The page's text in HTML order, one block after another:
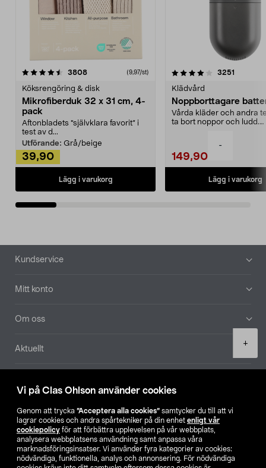
Vi på Clas Ohlson använder cookies
Genom att trycka ”Acceptera alla cookies” samtycker du till att vi
lagrar cookies och andra spårtekniker på din enhet enligt vår
cookiepolicy för att förbättra upplevelsen på vår webbplats,
analysera webbplatsens användning samt anpassa våra
marknadsföringsinsatser. Vi använder fyra kategorier av cookies:
nödvändiga, funktionella, analys och annonsering. För nödvändiga
-
+
3808recensioner (9,97/st)
Köksrengöring & disk
Mikrofiberduk 32 x 31 cm, 4-
pack
Aftonbladets "självklara favorit” i
test av d...
Utförande: Grå/beige
39,90
Lägg i varukorg
4.0av 5 stjärnor 3251
Klädvård
Noppborttagare
Vårda kläder och andra
ta bort noppor och ludd.
149,90
Lägg i varukorg
4.5av 5 stjärnor
Sidfot
Kundservice
Mitt konto
Om oss
Aktuellt
Hitta butik
SE NO FI